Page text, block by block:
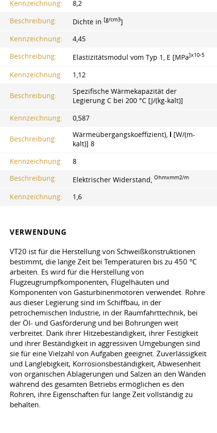
Kennzeichnung:
8,2
Beschreibung:
Dichte in [g/cm3]
Kennzeichnung:
4,45
Beschreibung:
Elastizitätsmodul vom Typ 1, E [MPa]x10-5
Kennzeichnung: 1,12
Beschreibung:
Spezifische Wärmekapazität der
Legierung C bei 200 °C [J/(kg-kalt)]
Kennzeichnung:
0,587
Beschreibung:
Wärmeübergangskoeffizient), l [W/(m-
kalt)] 8
Kennzeichnung:
8
Beschreibung:
Elektrischer Widerstand, Ohmxmm2/m
Kennzeichnung: 1,6
VERWENDUNG
VT20 ist für die Herstellung von Schweißkonstruktionen
bestimmt, die lange Zeit bei Temperaturen bis zu 450 °C
arbeiten. Es wird für die Herstellung von
Flugzeugrumpfkomponenten, Flügelhäuten und
Komponenten von Gasturbinenmotoren verwendet. Rohre
aus dieser Legierung sind im Schiffbau, in der
petrochemischen Industrie, in der Raumfahrttechnik, bei
der Öl- und Gasförderung und bei Bohrungen weit
verbreitet. Dank ihrer Hitzebeständigkeit, ihrer Festigkeit
und ihrer Beständigkeit in aggressiven Umgebungen sind
sie für eine Vielzahl von Aufgaben geeignet. Zuverlässigkeit
und Langlebigkeit, Korrosionsbeständigkeit, Abwesenheit
von organischen Ablagerungen und Salzen an den Wänden
während des gesamten Betriebs ermöglichen es den
Rohren, ihre Eigenschaften für lange Zeit vollständig zu
behalten.